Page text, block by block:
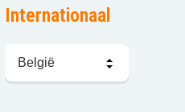
Internationaal
kiezen